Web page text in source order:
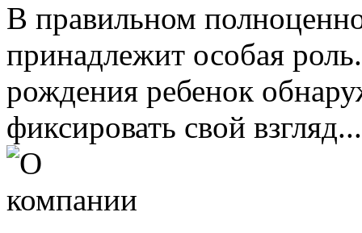
В правильном
принадлежит особая
рождения ребенок
фиксировать свой взгляд...